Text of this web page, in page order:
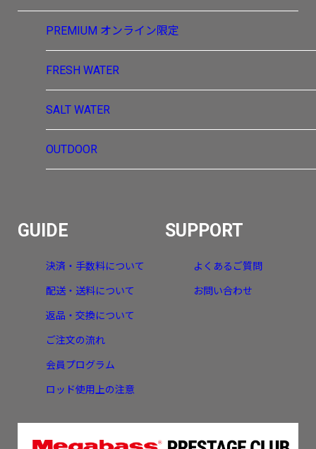
PREMIUM オンライン限定
FRESH WATER
SALT WATER
OUTDOOR
GUIDE
決済・手数料について
配送・送料について
返品・交換について
ご注文の流れ
会員プログラム
ロッド使用上の注意
SUPPORT
よくあるご質問
お問い合わせ